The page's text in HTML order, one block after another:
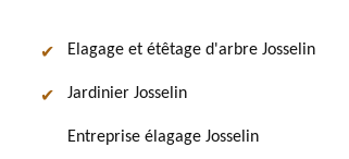
Elagage et étêtage d'arbre Josselin
Jardinier Josselin
Entreprise élagage Josselin